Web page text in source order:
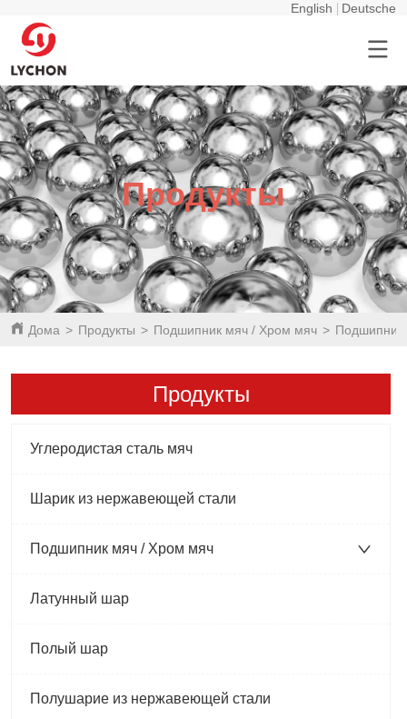
English Deutsche
Продукты
Дома > Продукты > Подшипник мяч / Хром мяч > Подшипник
Продукты
Углеродистая сталь мяч
Шарик из нержавеющей стали
Подшипник мяч / Хром мяч
Латунный шар
Полый шар
Полушарие из нержавеющей стали